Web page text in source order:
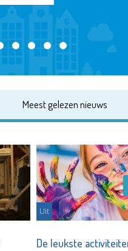
Meest gelezen nieuws
Uit
De leukste